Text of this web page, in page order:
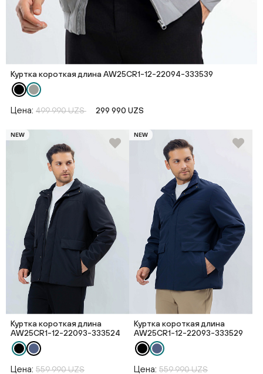
Куртка короткая длина AW25CR1-12-22094-333539
Цена: 499 990 UZS 299 990 UZS
NEW
Куртка короткая длина
AW25CR1-12-22093-333524
Цена: 559 990 UZS
NEW
Куртка короткая длина
AW25CR1-12-22093-333529
Цена: 559 990 UZS